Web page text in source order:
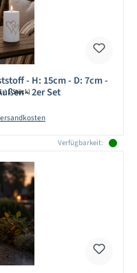
- H: 15cm - D: 7cm -
- 2er Set
/ 1 Stück)
Preis:
Verfügbarkeit: